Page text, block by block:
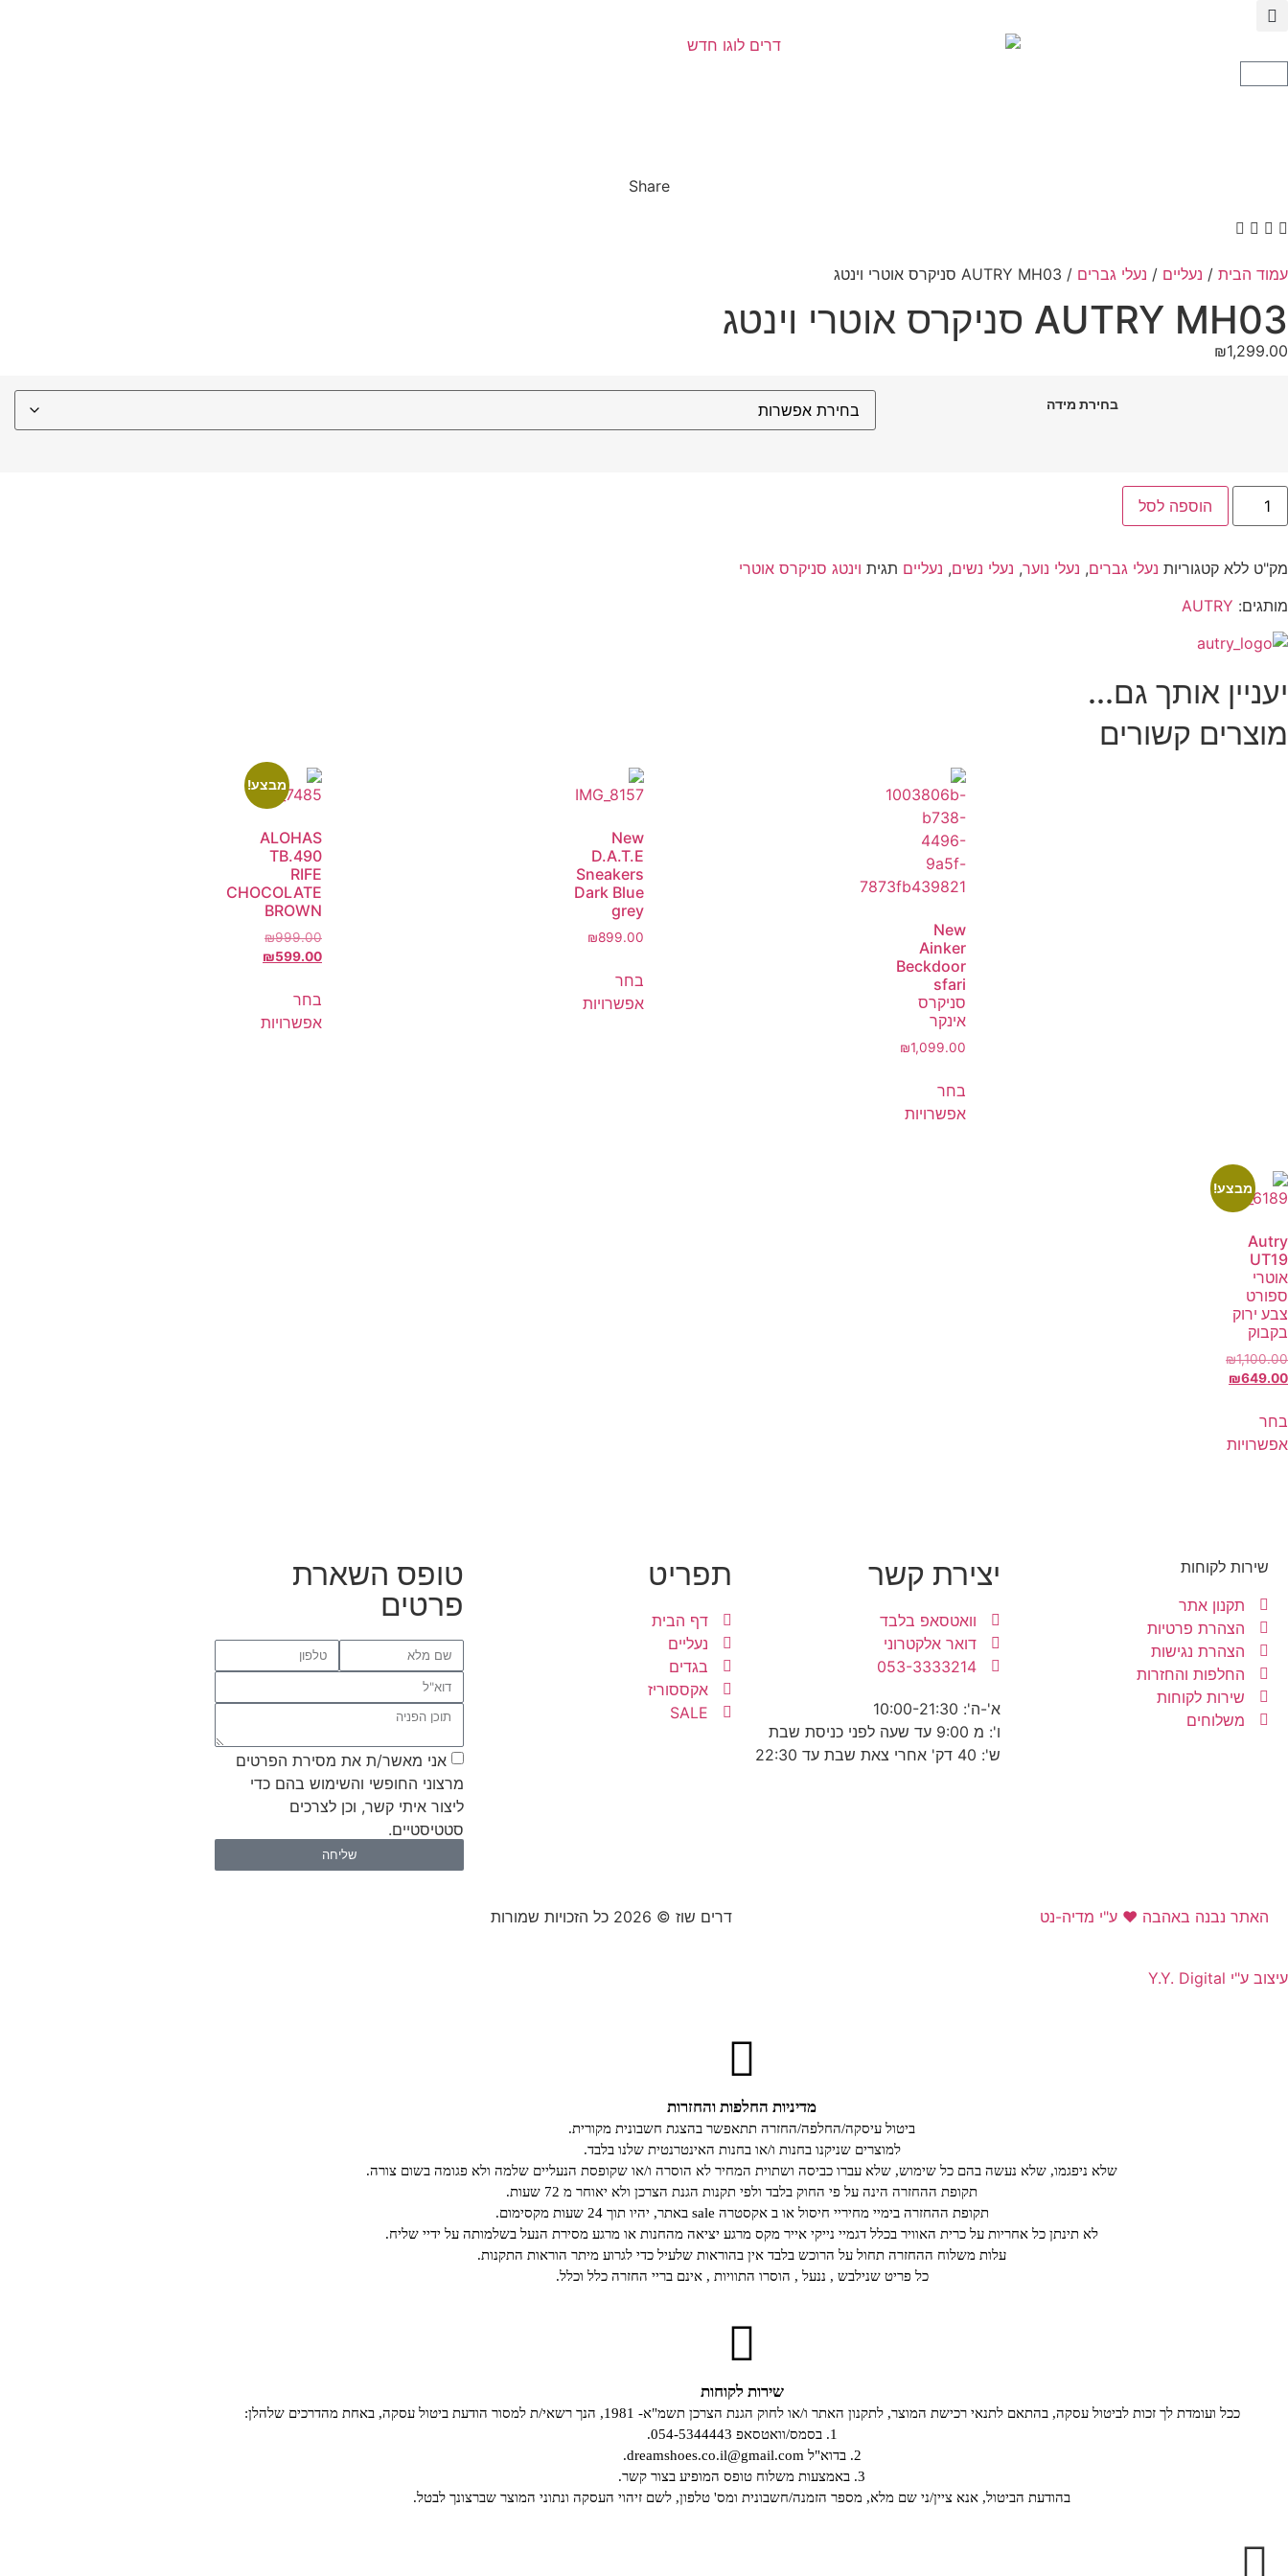
Share
עמוד הבית / נעליים / נעלי גברים / AUTRY MH03 סניקרס אוטרי וינטג
AUTRY MH03 סניקרס אוטרי וינטג
₪1,299.00
בחירת מידה
הוספה לסל
מק"ט ללא קטגוריות נעלי גברים, נעלי נוער, נעלי נשים, נעליים תגית וינטג סניקרס אוטרי
מותגים: AUTRY
יעניין אותך גם...
מוצרים קשורים
New
Ainker
Beckdoor
sfari
סניקרס
אינקר
₪1,099.00
בחר
אפשרויות
New
D.A.T.E
Sneakers
Dark Blue
grey
₪899.00
בחר
אפשרויות
מבצע!
ALOHAS
TB.490
RIFE
CHOCOLATE
BROWN
₪999.00
₪599.00
בחר
אפשרויות
מבצע!
Autry
UT19
אוטרי
ספורט
צבע ירוק
בקבוק
₪1,100.00
₪649.00
בחר
אפשרויות
שירות לקוחות
תקנון אתר
הצהרת פרטיות
הצהרת נגישות
החלפות והחזרות
שירות לקוחות
משלוחים
יצירת קשר
וואטסאפ בלבד
דואר אלקטרוני
053-3333214
א'-ה': 10:00-21:30
ו': מ 9:00 עד שעה לפני כניסת שבת
ש': 40 דק' אחרי צאת שבת עד 22:30
תפריט
דף הבית
נעליים
בגדים
אקססוריז
SALE
טופס השארת
פרטים
אני מאשר/ת את מסירת הפרטים
מרצוני החופשי והשימוש בהם כדי
ליצור איתי קשר, וכן לצרכים
סטטיסטיים.
שליחה
האתר נבנה באהבה ❤ ע"י מדיה-נט​ דרים שוז © 2026 כל הזכויות שמורות
עיצוב ע"י Y.Y. Digital
מדיניות החלפות והחזרות
ביטול עיסקה/החלפה/החזרה תתאפשר בהצגת חשבונית מקורית.
למוצרים שניקנו בחנות ו/או בחנות האינטרנטית שלנו בלבד.
שלא ניפגמו, שלא נעשה בהם כל שימוש, שלא עברו כביסה ושתוית המחיר לא הוסרה ו/או שקופסת הנעליים שלמה ולא פגומה בשום צורה.
תקופת ההחזרה הינה על פי החוק בלבד ולפי תקנות הגנת הצרכן ולא יאוחר מ 72 שעות.
תקופת ההחזרה בימיי מחיריי חיסול או ב אקסטרה sale באתר, יהיו תוך 24 שעות מקסימום.
לא תינתן כל אחריות על כרית האוויר בכלל דגמיי נייקי אייר מקס מרגע יציאה מהחנות או מרגע מסירת הנעל בשלמותה על ידיי שליח.
עלות משלוח ההחזרה תחול על הרוכש בלבד אין בהוראות שלעיל כדי לגרוע מיתר הוראות התקנות.
כל פריט שנילבש , ננעל , הוסרו התוויות , אינם בריי החזרה כלל וכלל.
שירות לקוחות
ככל ועומדת לך זכות לביטול עסקה, בהתאם לתנאי רכישת המוצר, לתקנון האתר ו/או לחוק הגנת הצרכן תשמ"א- 1981, הנך רשאי/ת למסור הודעת ביטול עסקה, באחת מהדרכים שלהלן:
1. בסמס/וואטסאפ 054-5344443.
2. בדוא"ל dreamshoes.co.il@gmail.com.
3. באמצעות משלוח טופס המופיע בצור קשר.
בהודעת הביטול, אנא ציין/ני שם מלא, מספר הזמנה/חשבונית ומס' טלפון, לשם זיהוי העסקה ונתוני המוצר שברצונך לבטל.